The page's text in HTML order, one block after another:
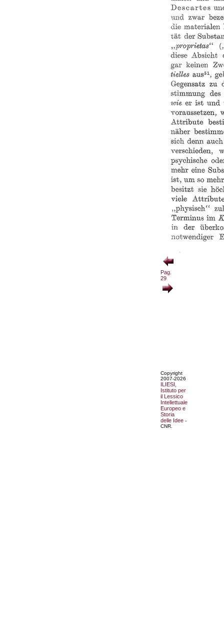
Pag.
29
Copyright
2007-2026
ILIESI,
Istituto per
il Lessico
Intellettuale
Europeo e
Storia
delle Idee -
CNR.